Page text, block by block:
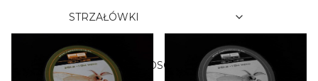
STRZAŁÓWKI
PLECIONKI WŁOSOWE WOSK